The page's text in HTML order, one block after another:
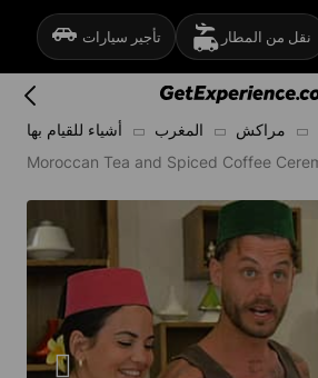
تأجير سيارات نقل من المطار
أشياء للقيام بها المغرب
مراكش
Moroccan Tea and Spiced Coffee